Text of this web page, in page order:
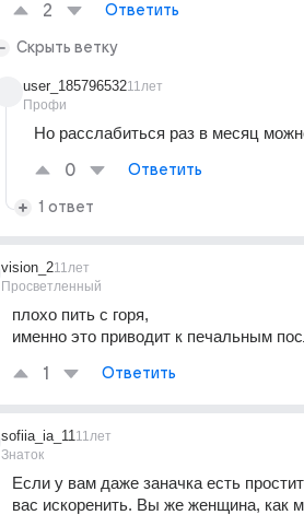
2 Ответить
Скрыть ветку
user_185796532
Профи
11лет
Но расслабиться раз в месяц
0 Ответить
1 ответ
vision_2
Просветленный
11лет
плохо пить с горя,
именно это приводит к печальным
1 Ответить
sofiia_ia_11
Знаток
11лет
Если у вам даже заначка есть
вас искоренить. Вы же женщина, как